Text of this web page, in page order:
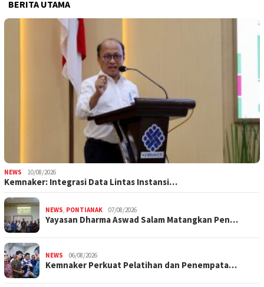
BERITA UTAMA
NEWS 10/08/2026
Kemnaker: Integrasi Data Lintas Instansi…
NEWS PONTIANAK 07/08/2026
Yayasan Dharma Aswad Salam Matangkan Pen…
NEWS 06/08/2026
Kemnaker Perkuat Pelatihan dan Penempata…